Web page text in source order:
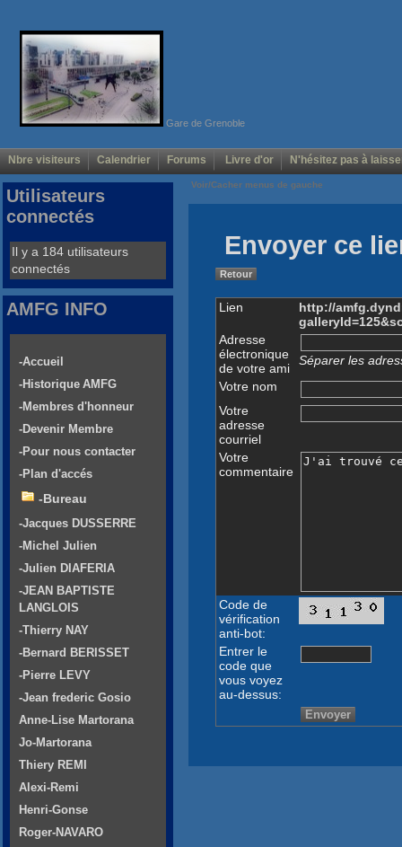
Gare de Grenoble
Nbre visiteurs Calendrier Forums Livre d'or N'hésitez pas à
Voir/Cacher menus de gauche
Envoyer ce
Retour
Lien
http://
Adresse
électronique
de votre ami
Séparer les
Votre nom
Votre
adresse
courriel
Votre
commentaire
Code de
vérification
anti-bot:
Entrer le
code que
vous voyez
au-dessus:
Utilisateurs
connectés
Il y a 184 utilisateurs
connectés
AMFG INFO
-Accueil
-Historique AMFG
-Membres d'honneur
-Devenir Membre
-Pour nous contacter
-Plan d'accés
-Bureau
-Jacques DUSSERRE
-Michel Julien
-Julien DIAFERIA
-JEAN BAPTISTE
LANGLOIS
-Thierry NAY
-Bernard BERISSET
-Pierre LEVY
-Jean frederic Gosio
Anne-Lise Martorana
Jo-Martorana
Thiery REMI
Alexi-Remi
Henri-Gonse
Roger-NAVARO